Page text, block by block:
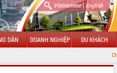
Vietnamese| English
DÂN DOANH NGHIỆP DU KHÁCH
CHÀO MỪNG